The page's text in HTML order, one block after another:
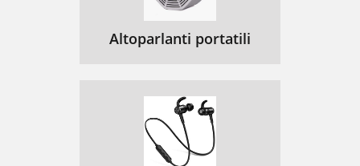
Altoparlanti portatili